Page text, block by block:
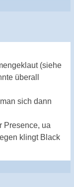
(siehe
überall
sich dann
Presence, ua
klingt Black